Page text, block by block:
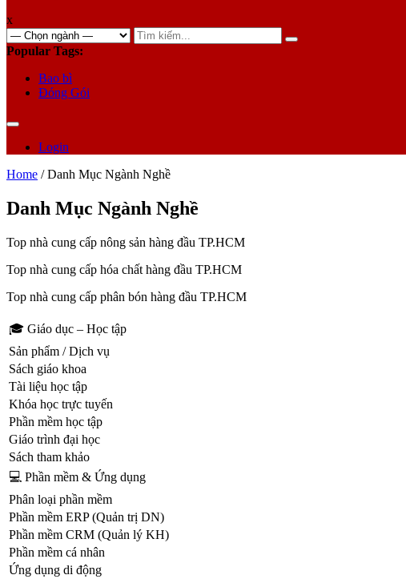
x
Search
for:
Popular Tags:
Bao bì
Đóng Gói
Login
Home / Danh Mục Ngành Nghề
Danh Mục Ngành Nghề
Top nhà cung cấp nông sản hàng đầu TP.HCM
Top nhà cung cấp hóa chất hàng đầu TP.HCM
Top nhà cung cấp phân bón hàng đầu TP.HCM
🎓 Giáo dục – Học tập
Sản phẩm / Dịch vụ
Sách giáo khoa
Tài liệu học tập
Khóa học trực tuyến
Phần mềm học tập
Giáo trình đại học
Sách tham khảo
💻 Phần mềm & Ứng dụng
Phân loại phần mềm
Phần mềm ERP (Quản trị DN)
Phần mềm CRM (Quản lý KH)
Phần mềm cá nhân
Ứng dụng di động